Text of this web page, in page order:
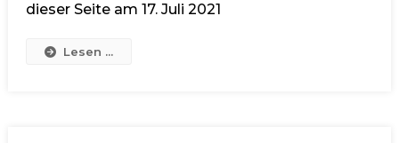
dieser Seite am 17. Juli 2021
Lesen ...